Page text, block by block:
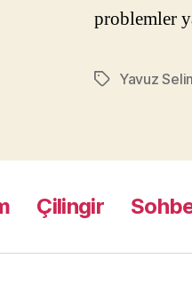
problemler
Etiketler
Yavuz
Çilingir